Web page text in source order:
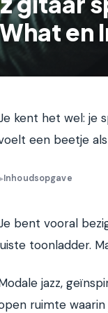
en
kent het wel: je
een beetje
Inhoudsopgave
bent vooral
toonladder.
jazz,
ruimte